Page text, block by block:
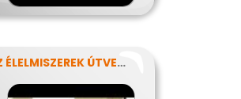
AZ ÉLELMISZEREK ÚTVESZTŐJÉBEN